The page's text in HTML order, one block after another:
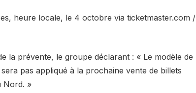
heure locale, le 4 octobre via ticketmaster.com /
la prévente, le groupe déclarant : « Le modèle de
pas appliqué à la prochaine vente de billets
Nord. »